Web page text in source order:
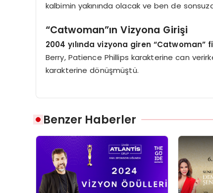
kalbimin yakınında olacak ve ben de
“Catwoman”ın Vizyona Girişi
2004 yılında vizyona giren
Berry, Patience Phillips karakterine can
karakterine dönüşmüştü.
Benzer Haberler